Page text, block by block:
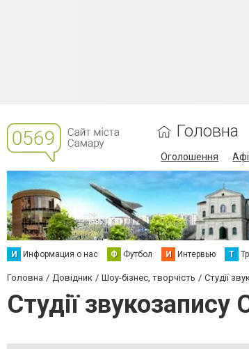
Головна
Оголошення
И Информация о нас Ф Футбол И Интервью Т
Головна Довідник Шоу-бізнес, творчість Студії
Студії звукозапису